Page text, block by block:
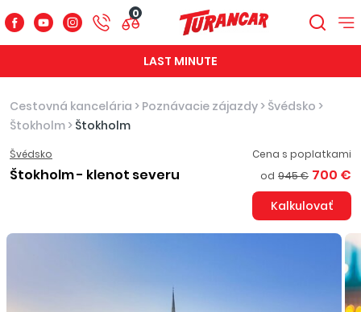
0
LAST MINUTE
Cestovná kancelária > Poznávacie zájazdy > Švédsko >
Štokholm > Štokholm
Švédsko
Štokholm - klenot severu
Cena s poplatkami
od 945 € 700 €
Kalkulovať